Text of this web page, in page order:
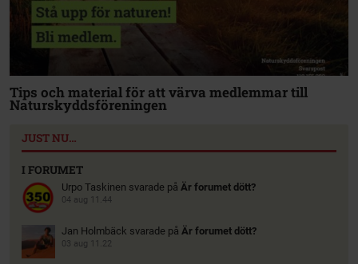
Tips och material för att värva medlemmar till
Naturskyddsföreningen
JUST NU…
I FORUMET
Urpo Taskinen svarade på Är forumet dött?
04 aug 11.44
Jan Holmbäck svarade på Är forumet dött?
03 aug 11.22